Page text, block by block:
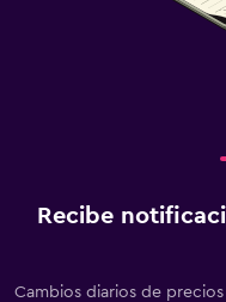
Recibe
Cambios diarios de